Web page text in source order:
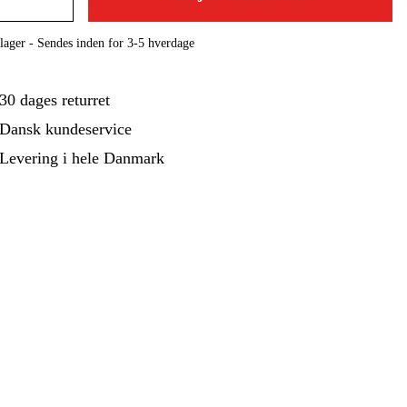
- Sendes inden for 3-5 hverdage
30 dages returret
Dansk kundeservice
Levering i hele Danmark